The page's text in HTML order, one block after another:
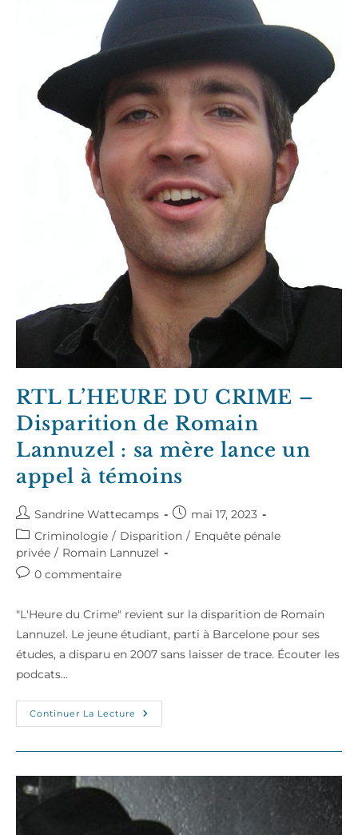
RTL L’HEURE DU CRIME –
Disparition de Romain
Lannuzel : sa mère lance un
appel à témoins
Auteur/autrice
de
publication :
Sandrine Wattecamps
Publication
publiée :
mai 17, 2023
Post
category:
Criminologie / Disparition / Enquête pénale
privée / Romain Lannuzel
Commentaires
publication :
0 commentaire
"L'Heure du Crime" revient sur la disparition de Romain
Lannuzel. Le jeune étudiant, parti à Barcelone pour ses
études, a disparu en 2007 sans laisser de trace. Écouter les
podcats…
Continuer La Lecture RTL
L’HEURE
CRIME
Romain
Lannuzel
Sa